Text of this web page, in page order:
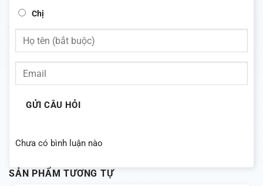
Chị
GỬI CÂU HỎI
Chưa có bình luận nào
SẢN PHẨM TƯƠNG TỰ